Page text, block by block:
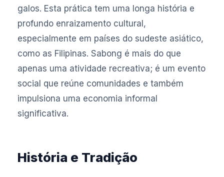
galos. Esta prática tem uma longa história e
profundo enraizamento cultural,
especialmente em países do sudeste asiático,
como as Filipinas. Sabong é mais do que
apenas uma atividade recreativa; é um evento
social que reúne comunidades e também
impulsiona uma economia informal
significativa.
História e Tradição